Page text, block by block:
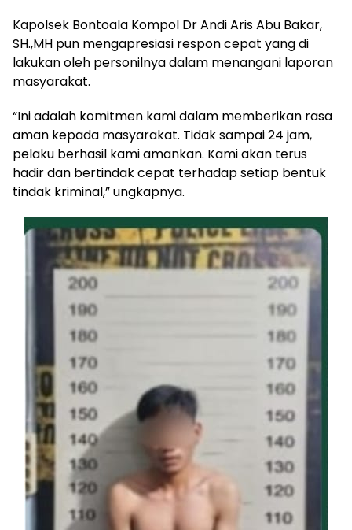
Kapolsek Bontoala Kompol Dr Andi Aris Abu Bakar,
SH.,MH pun mengapresiasi respon cepat yang di
lakukan oleh personilnya dalam menangani laporan
masyarakat.
“Ini adalah komitmen kami dalam memberikan rasa
aman kepada masyarakat. Tidak sampai 24 jam,
pelaku berhasil kami amankan. Kami akan terus
hadir dan bertindak cepat terhadap setiap bentuk
tindak kriminal,” ungkapnya.